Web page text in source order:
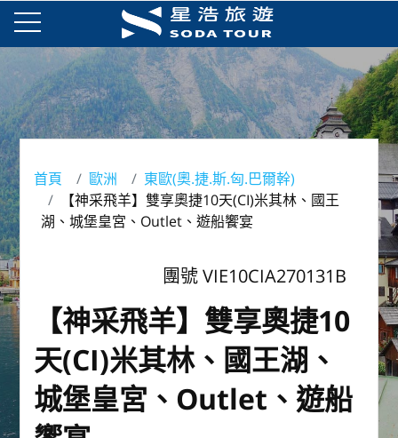
首頁 歐洲
東歐(奧.捷.斯.匈.巴爾幹)
【神采飛羊】雙享奧捷10天(CI)米其林、國王
湖、城堡皇宮、Outlet、遊船饗宴
團號 VIE10CIA270131B
【神采飛羊】雙享奧捷10
天(CI)米其林、國王湖、
城堡皇宮、Outlet、遊船